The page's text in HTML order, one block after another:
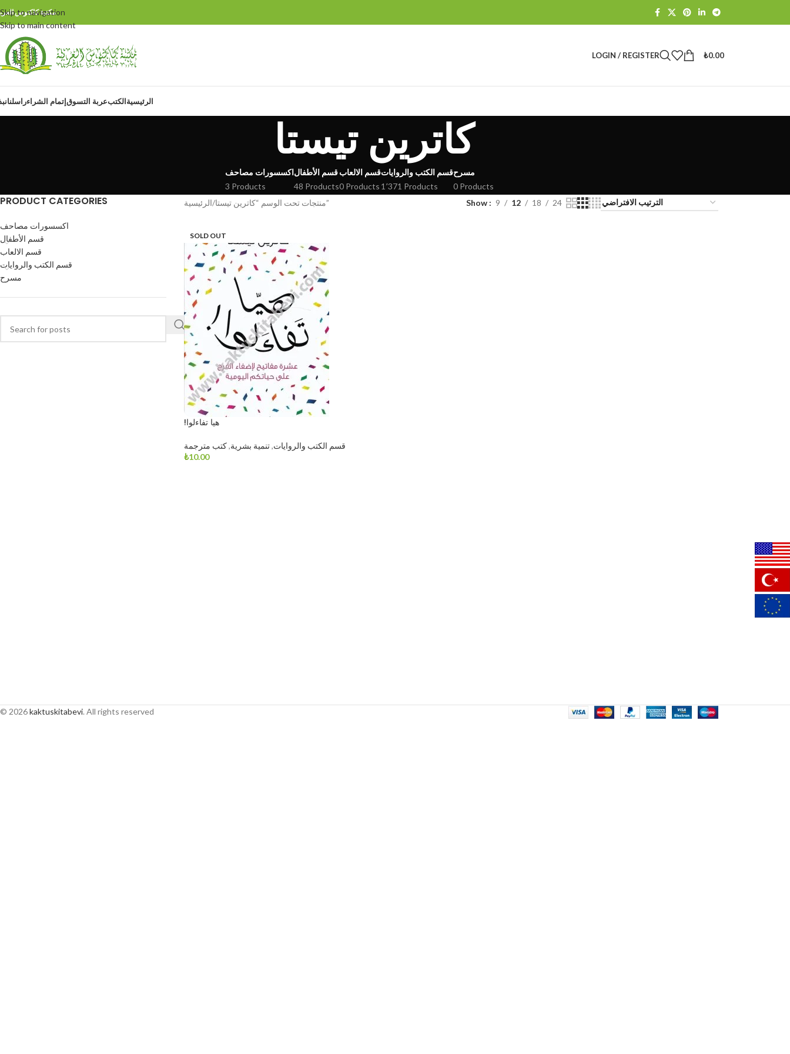
Skip to navigation
Skip to main content
مكتبة كاكتوس
LOGIN / REGISTER ₺0.00
راسلناإتمام الشراءعربة التسوقالكتبالرئيسية
كاترين تيستا
اكسسورات مصاحف
3 Products
قسم الأطفال
48 Products
قسم الالعاب
0 Products
قسم الكتب والروايات
1٬371 Products
مسرح
0 Products
PRODUCT CATEGORIES
اكسسورات مصاحف
قسم الأطفال
قسم الالعاب
قسم الكتب والروايات
مسرح
الرئيسية منتجات تحت الوسم “كاترين تيستا” Show 9 12 18 24
SOLD OUT
!هيا تفاءلوا
قسم الكتب والروايات,تنمية بشرية,كتب مترجمة
₺10.00
© 2026kaktuskitabevi. All rights reserved